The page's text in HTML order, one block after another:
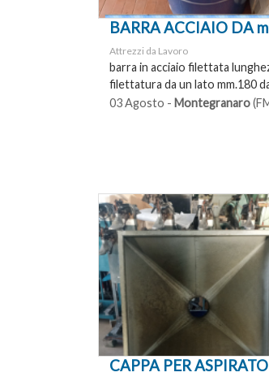
BARRA ACCIAIO DA
Attrezzi da Lavoro
barra in acciaio filettata
filettatura da un lato mm.180
03 Agosto - Montegranaro
CAPPA PER